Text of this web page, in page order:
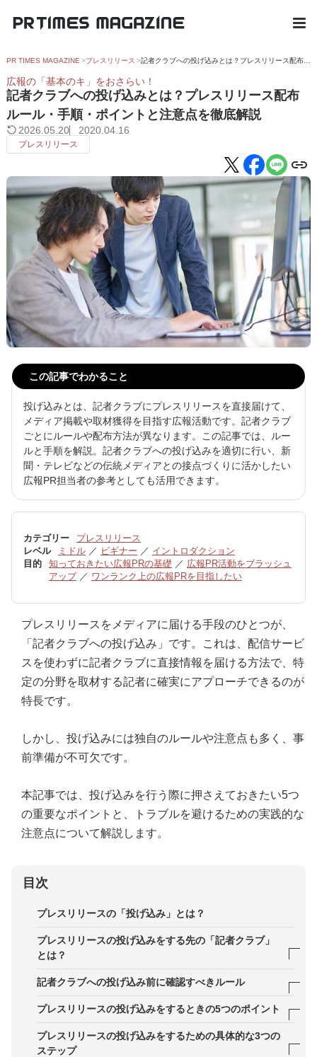
PR TIMES MAGAZINE プレスリリース 記者クラブへの投げ込みとは？プレスリリース配布ルール・手順・ポイントと注意点を徹底解説
広報の「基本のキ」をおさらい！
記者クラブへの投げ込みとは？プレスリリース配布
ルール・手順・ポイントと注意点を徹底解説
2026.05.20 2020.04.16
プレスリリース
この記事でわかること
投げ込みとは、記者クラブにプレスリリースを直接届けて、
メディア掲載や取材獲得を目指す広報活動です。記者クラブ
ごとにルールや配布方法が異なります。この記事では、ルー
ルと手順を解説。記者クラブへの投げ込みを適切に行い、新
聞・テレビなどの伝統メディアとの接点づくりに活かしたい
広報PR担当者の参考としても活用できます。
カテゴリー
プレスリリース
レベル
ミドル ／ ビギナー ／ イントロダクション
目的
知っておきたい広報PRの基礎 ／ 広報PR活動をブラッシュ
アップ／ ワンランク上の広報PRを目指したい
プレスリリースをメディアに届ける手段のひとつが、
「記者クラブへの投げ込み」です。これは、配信サービ
スを使わずに記者クラブに直接情報を届ける方法で、特
定の分野を取材する記者に確実にアプローチできるのが
特長です。
しかし、投げ込みには独自のルールや注意点も多く、事
前準備が不可欠です。
本記事では、投げ込みを行う際に押さえておきたい5つ
の重要なポイントと、トラブルを避けるための実践的な
注意点について解説します。
目次
プレスリリースの「投げ込み」とは？
プレスリリースの投げ込みをする先の「記者クラブ」
とは？
記者クラブの種類
都心と地方の記者クラブの違い
記者クラブへの投げ込み前に確認すべきルール
受付方法：持参・郵送・指定PDF提出・幹事社共有
受付時間：締切前後の繁忙を避け、受け取りやすい
プレスリリースの投げ込みをするときの5つのポイント
ポイント1．投げ込みのメリットを理解する
プレスリリースの投げ込みをするための具体的な3つの
ステップ